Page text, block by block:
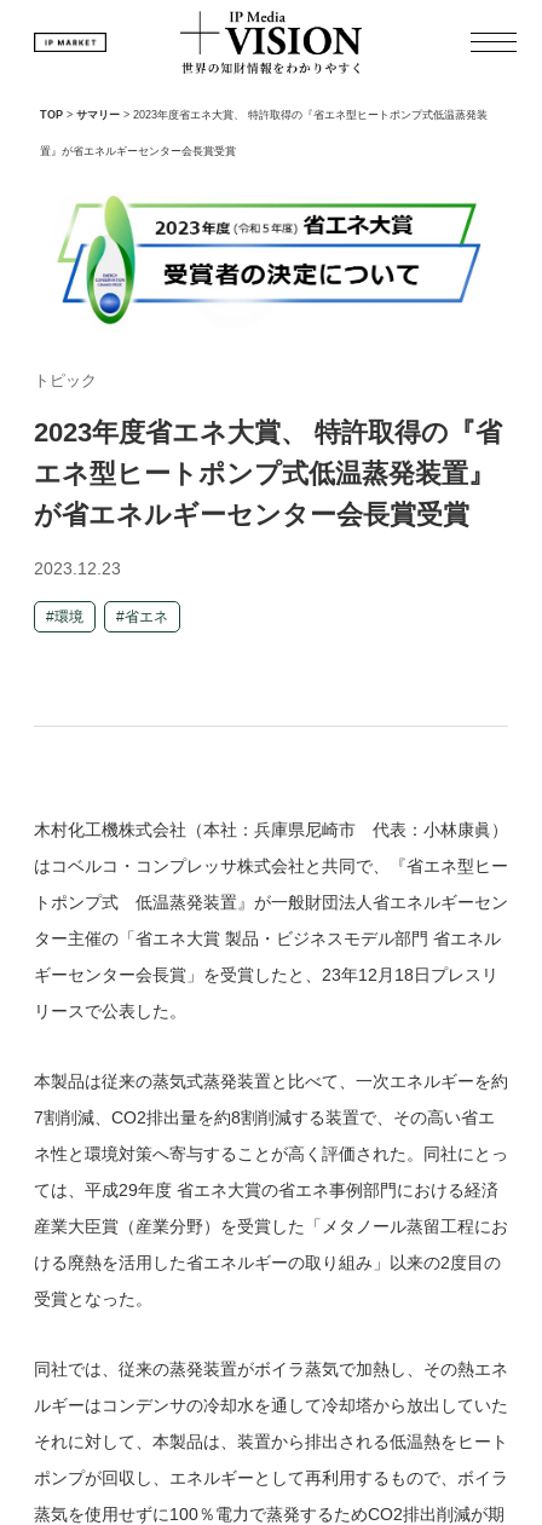
TOP > サマリー > 2023年度省エネ大賞、 特許取得の『省エネ型ヒートポンプ式低温蒸発装
置』が省エネルギーセンター会長賞受賞
トピック
2023年度省エネ大賞、 特許取得の『省
エネ型ヒートポンプ式低温蒸発装置』
が省エネルギーセンター会長賞受賞
2023.12.23
環境 省エネ
木村化工機株式会社（本社：兵庫県尼崎市 代表：小林康眞）
はコベルコ・コンプレッサ株式会社と共同で、『省エネ型ヒー
トポンプ式 低温蒸発装置』が一般財団法人省エネルギーセン
ター主催の「省エネ大賞 製品・ビジネスモデル部門 省エネル
ギーセンター会長賞」を受賞したと、23年12月18日プレスリ
リースで公表した。
本製品は従来の蒸気式蒸発装置と比べて、一次エネルギーを約
7割削減、CO2排出量を約8割削減する装置で、その高い省エ
ネ性と環境対策へ寄与することが高く評価された。同社にとっ
ては、平成29年度 省エネ大賞の省エネ事例部門における経済
産業大臣賞（産業分野）を受賞した「メタノール蒸留工程にお
ける廃熱を活用した省エネルギーの取り組み」以来の2度目の
受賞となった。
同社では、従来の蒸発装置がボイラ蒸気で加熱し、その熱エネ
ルギーはコンデンサの冷却水を通して冷却塔から放出していた
それに対して、本製品は、装置から排出される低温熱をヒート
ポンプが回収し、エネルギーとして再利用するもので、ボイラ
蒸気を使用せずに100％電力で蒸発するためCO2排出削減が期